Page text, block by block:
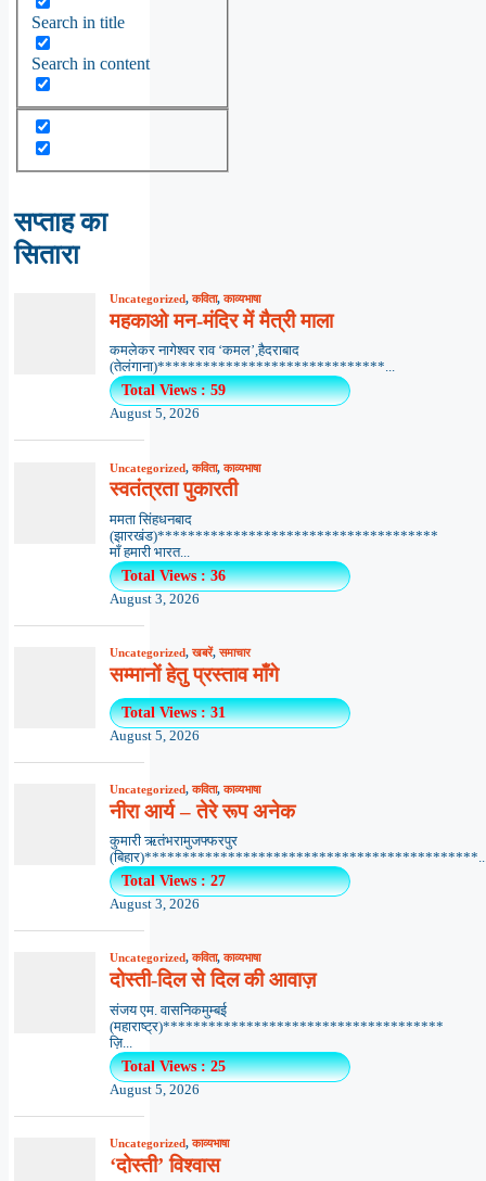
Search in title
Search in content
सप्ताह का
सितारा
Uncategorized,कविता,काव्यभाषा
महकाओ मन-मंदिर में मैत्री माला
कमलेकर नागेश्वर राव ‘कमल’,हैदराबाद
(तेलंगाना)******************************...
Total Views : 59
August 5, 2026
Uncategorized,कविता,काव्यभाषा
स्वतंत्रता पुकारती
ममता सिंहधनबाद
(झारखंड)*************************************
माँ हमारी भारत...
Total Views : 36
August 3, 2026
Uncategorized,खबरें,समाचार
सम्मानों हेतु प्रस्ताव माँगे
Total Views : 31
August 5, 2026
Uncategorized,कविता,काव्यभाषा
नीरा आर्य – तेरे रूप अनेक
कुमारी ऋतंभरामुजफ्फरपुर
Total Views : 27
August 3, 2026
Uncategorized,कविता,काव्यभाषा
दोस्ती-दिल से दिल की आवाज़
संजय एम. वासनिकमुम्बई
(महाराष्ट्र)*************************************
ज़ि...
Total Views : 25
August 5, 2026
Uncategorized,काव्यभाषा
‘दोस्ती’ विश्वास